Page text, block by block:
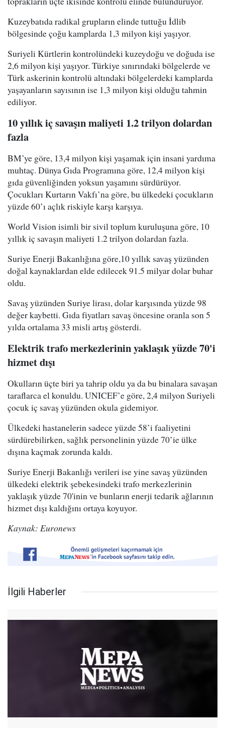
Kuzeybatıda radikal grupların elinde tuttuğu İdlib
bölgesinde çoğu kamplarda 1,3 milyon kişi yaşıyor.
Suriyeli Kürtlerin kontrolündeki kuzeydoğu ve doğuda ise
2,6 milyon kişi yaşıyor. Türkiye sınırındaki bölgelerde ve
Türk askerinin kontrolü altındaki bölgelerdeki kamplarda
yaşayanların sayısının ise 1,3 milyon kişi olduğu tahmin
ediliyor.
10 yıllık iç savaşın maliyeti 1.2 trilyon dolardan
fazla
BM’ye göre, 13,4 milyon kişi yaşamak için insani yardıma
muhtaç. Dünya Gıda Programına göre, 12,4 milyon kişi
gıda güvenliğinden yoksun yaşamını sürdürüyor.
Çocukları Kurtarın Vakfı’na göre, bu ülkedeki çocukların
yüzde 60’ı açlık riskiyle karşı karşıya.
World Vision isimli bir sivil toplum kuruluşuna göre, 10
yıllık iç savaşın maliyeti 1.2 trilyon dolardan fazla.
Suriye Enerji Bakanlığına göre,10 yıllık savaş yüzünden
doğal kaynaklardan elde edilecek 91.5 milyar dolar buhar
oldu.
Savaş yüzünden Suriye lirası, dolar karşısında yüzde 98
değer kaybetti. Gıda fiyatları savaş öncesine oranla son 5
yılda ortalama 33 misli artış gösterdi.
Elektrik trafo merkezlerinin yaklaşık yüzde 70'i
hizmet dışı
Okulların üçte biri ya tahrip oldu ya da bu binalara savaşan
taraflarca el konuldu. UNICEF’e göre, 2,4 milyon Suriyeli
çocuk iç savaş yüzünden okula gidemiyor.
Ülkedeki hastanelerin sadece yüzde 58’i faaliyetini
sürdürebilirken, sağlık personelinin yüzde 70’ie ülke
dışına kaçmak zorunda kaldı.
Suriye Enerji Bakanlığı verileri ise yine savaş yüzünden
ülkedeki elektrik şebekesindeki trafo merkezlerinin
yaklaşık yüzde 70'inin ve bunların enerji tedarik ağlarının
hizmet dışı kaldığını ortaya koyuyor.
Kaynak: Euronews
İlgili Haberler